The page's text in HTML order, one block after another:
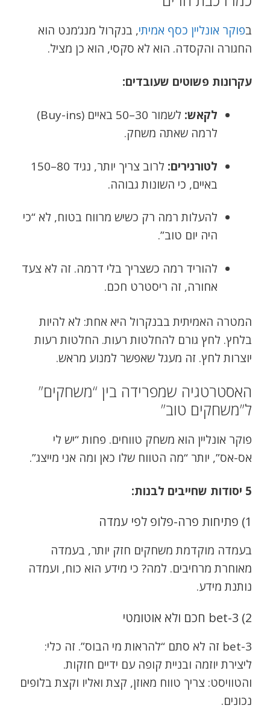
בפוקר אונליין כסף אמיתי, בנקרול מנג’מנט הוא
החגורה והקסדה. הוא לא סקסי, הוא כן מציל.
עקרונות פשוטים שעובדים:
לקאש:
לשמור 30–50 באיים (Buy-ins)
לרמה שאתה משחק.
לטורנירים:
לרוב צריך יותר, נגיד 80–150
באיים, כי השונות גבוהה.
להעלות רמה רק כשיש מרווח בטוח, לא “כי
היה יום טוב”.
להוריד רמה כשצריך בלי דרמה. זה לא צעד
אחורה, זה ריסטרט חכם.
המטרה האמיתית בבנקרול היא אחת: לא להיות
בלחץ. לחץ גורם להחלטות רעות. החלטות רעות
יוצרות לחץ. זה מעגל שאפשר למנוע מראש.
האסטרטגיה שמפרידה בין “משחקים”
ל”משחקים טוב”
פוקר אונליין הוא משחק טווחים. פחות “יש לי
אס-אס”, יותר “מה הטווח שלו כאן ומה אני מייצג”.
5 יסודות שחייבים לבנות:
1) פתיחות פרה-פלופ לפי עמדה
בעמדה מוקדמת משחקים חזק יותר, בעמדה
מאוחרת מרחיבים. למה? כי מידע הוא כוח, ועמדה
נותנת מידע.
2) 3-bet חכם ולא אוטומטי
3-bet זה לא סתם “להראות מי הבוס”. זה כלי:
ליצירת יוזמה ובניית קופה עם ידיים חזקות.
והטוויסט: צריך טווח מאוזן, קצת ואליו וקצת בלופים
נכונים.